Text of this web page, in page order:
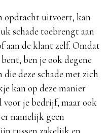
opdracht uitvoert, kan
schade toebrengt aan
aan de klant zelf. Omdat
ben je ook degene
deze schade met zich
kan op deze manier
voor je bedrijf, maar ook
namelijk geen
tussen zakelijk en